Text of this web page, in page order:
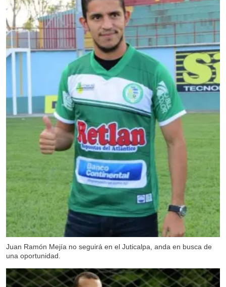
Juan Ramón Mejía no seguirá en el Juticalpa, anda en busca de
una oportunidad.